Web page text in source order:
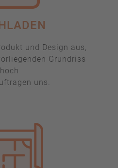
und Design aus,
Grundriss
hoch
uns.